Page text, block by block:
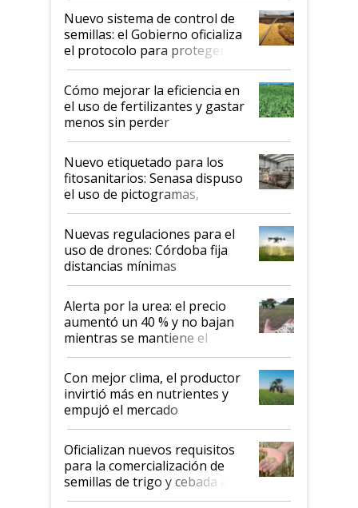
Nuevo sistema de control de
semillas: el Gobierno oficializa
el protocolo para proteger la
propiedad intelectual
Cómo mejorar la eficiencia en
el uso de fertilizantes y gastar
menos sin perder
productividad en la campaña
fina
Nuevo etiquetado para los
fitosanitarios: Senasa dispuso
el uso de pictogramas,
palabras de advertencia e
indicaciones
Nuevas regulaciones para el
uso de drones: Córdoba fija
distancias mínimas
Alerta por la urea: el precio
aumentó un 40 % y no bajan
mientras se mantiene el
conflicto en Medio Oriente
Con mejor clima, el productor
invirtió más en nutrientes y
empujó el mercado
Oficializan nuevos requisitos
para la comercialización de
semillas de trigo y cebada a
granel